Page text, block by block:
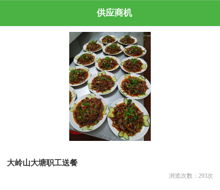
供应商机
大岭山大塘职工送餐
浏览次数： 293次